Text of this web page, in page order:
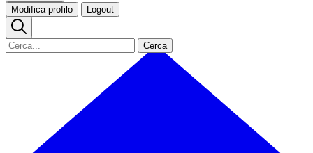
Modifica profilo Logout
Cerca